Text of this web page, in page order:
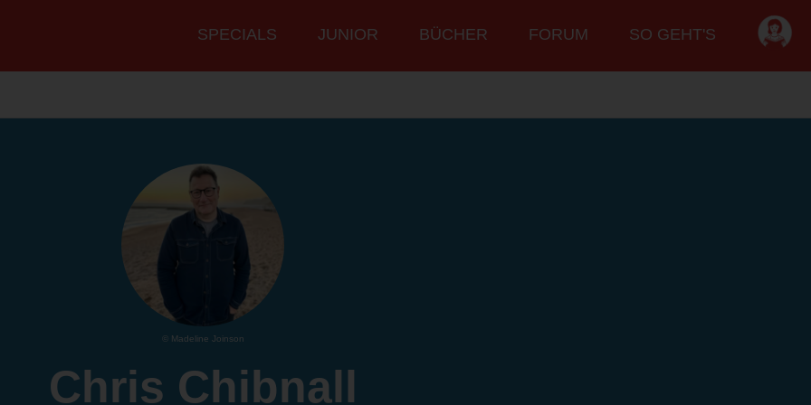
Hauptmenü
SPECIALS JUNIOR BÜCHER FORUM SO GEHT'S
© Madeline Joinson
Chris Chibnall